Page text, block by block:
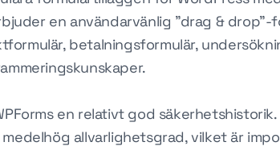
en användarvänlig "drag & drop"-
betalningsformulär,
en relativt god
allvarlighetsgrad, vilket är